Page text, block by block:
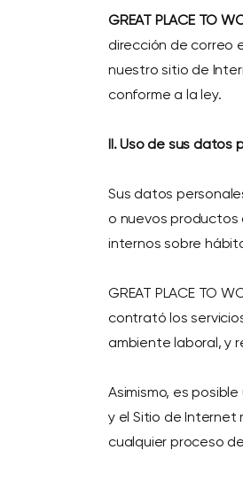
GREAT PLACE TO
dirección de correo
nuestro sitio de
conforme a la ley.
II. Uso de sus datos
Sus datos
o nuevos productos
internos sobre
GREAT PLACE TO
contrató los
ambiente laboral, y
Asimismo, es
y el Sitio de
cualquier proceso